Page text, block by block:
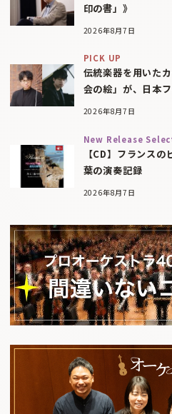
印の書」》
2026年8月7日
PICK UP
伝統楽器を用いた
会の絵」が、日本
2026年8月7日
New Release
【CD】フランス
葉の演奏記録
2026年8月7日